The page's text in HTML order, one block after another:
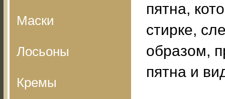
Маски
Лосьоны
Кремы
пятна,
стирке,
образом,
пятна и